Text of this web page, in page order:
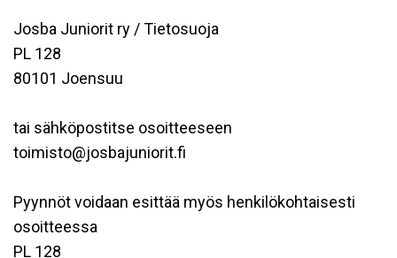
Josba Juniorit ry / Tietosuoja
PL 128
80101 Joensuu
tai sähköpostitse osoitteeseen
toimisto@josbajuniorit.fi
Pyynnöt voidaan esittää myös henkilökohtaisesti
osoitteessa
PL 128